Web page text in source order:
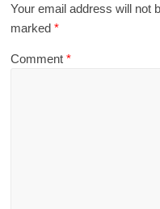
Your email address will not
marked*
Comment*